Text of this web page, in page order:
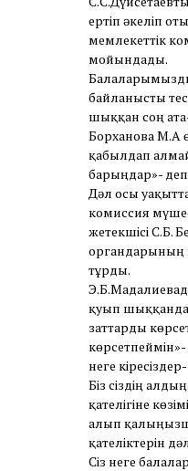
ертіп әкеліп
мемлекеттік
мойындады.
байланысты
шыққан соң
Борханова М.А
қабылдап
барыңдар»- деп
Дәл осы
комиссия
жетекшісі С.Б.
органдарының
тұрды.
қуып шыққанда
заттарды
неге
Біз сіздің
қателігіне
алып
қателіктерін
Сіз неге